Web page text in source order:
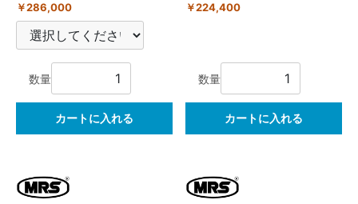
￥286,000
数量
カートに入れる
￥224,400
数量
カートに入れる